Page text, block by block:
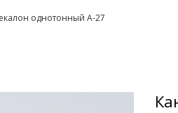
однотонный A-27